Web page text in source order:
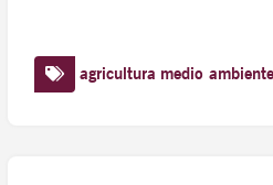
agricultura medio ambiente